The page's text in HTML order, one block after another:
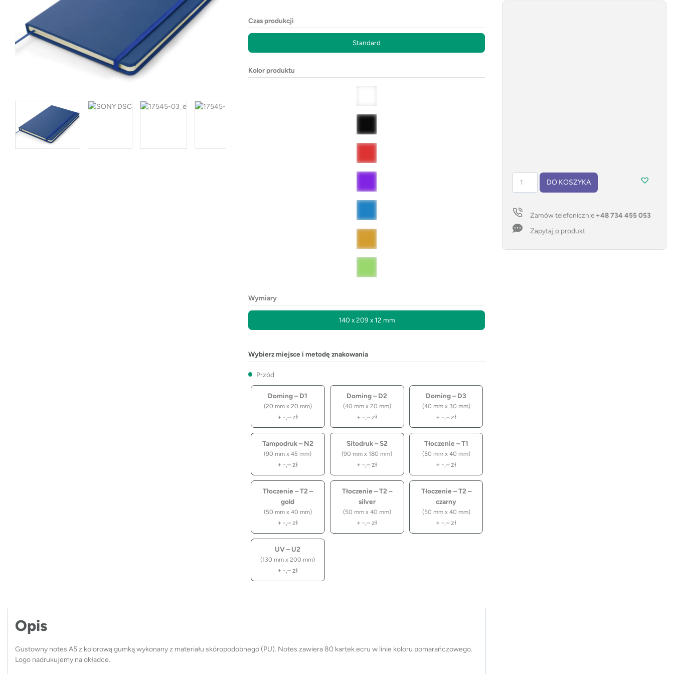
Czas produkcji
Standard
Kolor produktu
Wymiary
140 x 209 x 12 mm
Wybierz miejsce i metodę znakowania
Przód
Doming – D1
(20 mm x 20 mm)
+ -,–zł
Doming – D2
(40 mm x 20 mm)
+ -,–zł
Doming – D3
(40 mm x 30 mm)
+ -,–zł
Tampodruk – N2
(90 mm x 45 mm)
+ -,–zł
Sitodruk – S2
(90 mm x 180 mm)
+ -,–zł
Tłoczenie – T1
(50 mm x 40 mm)
+ -,–zł
Tłoczenie – T2 –
gold
(50 mm x 40 mm)
+ -,–zł
Tłoczenie – T2 –
silver
(50 mm x 40 mm)
+ -,–zł
Tłoczenie – T2 –
czarny
(50 mm x 40 mm)
+ -,–zł
UV – U2
(130 mm x 200 mm)
+ -,–zł
A5
DO KOSZYKA
Zamów telefonicznie +48 734 455 053
Zapytaj o produkt
Opis
Gustowny notes A5 z kolorową gumką wykonany z materiału skóropodobnego (PU). Notes zawiera 80 kartek ecru w linie koloru pomarańczowego.
Logo nadrukujemy na okładce.